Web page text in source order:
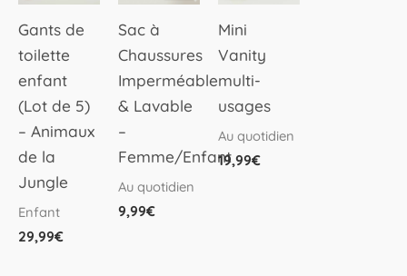
Gants de
toilette
enfant
(Lot de 5)
– Animaux
de la
Jungle
Enfant
29,99€
Sac à
Chaussures
Imperméable
& Lavable
–
Femme/Enfant
Au quotidien
9,99€
plusieurs
variations.
Les
options
peuvent
être
choisies
sur
la
Mini
Vanity
multi-
usages
Au quotidien
19,99€
plusieurs
variations.
Les
options
peuvent
être
choisies